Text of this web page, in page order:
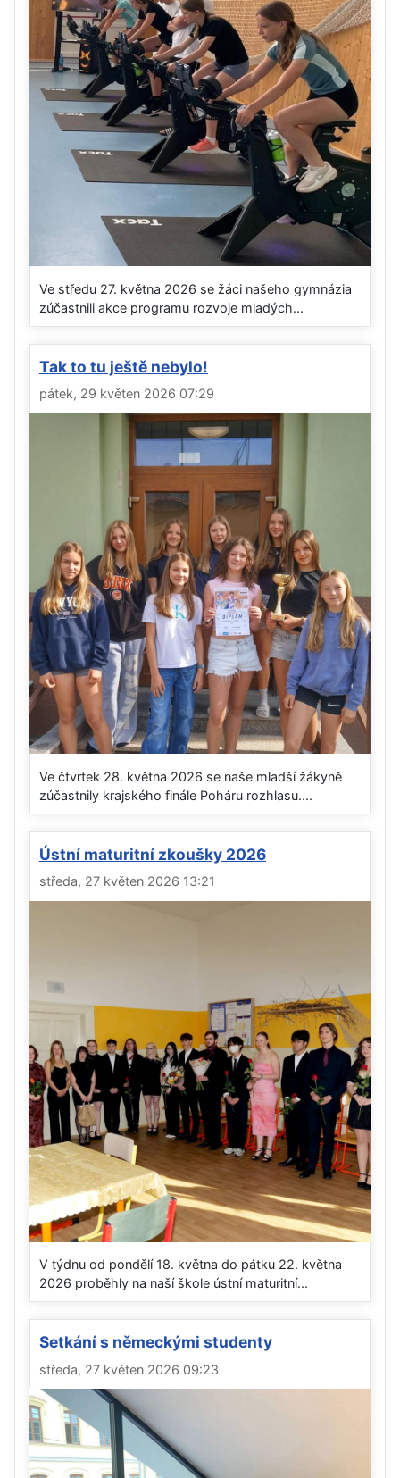
Ve středu 27. května 2026 se žáci našeho gymnázia
zúčastnili akce programu rozvoje mladých...
Tak to tu ještě nebylo!
pátek, 29 květen 2026 07:29
Ve čtvrtek 28. května 2026 se naše mladší žákyně
zúčastnily krajského finále Poháru rozhlasu....
Ústní maturitní zkoušky 2026
středa, 27 květen 2026 13:21
V týdnu od pondělí 18. května do pátku 22. května
2026 proběhly na naší škole ústní maturitní...
Setkání s německými studenty
středa, 27 květen 2026 09:23